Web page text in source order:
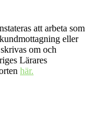
att arbeta som
eller
om och
Lärares
här.